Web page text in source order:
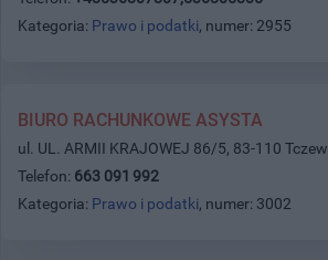
Kategoria: Prawo i podatki, numer: 2955
BIURO RACHUNKOWE ASYSTA
ul. UL. ARMII KRAJOWEJ 86/5, 83-110 Tczew
Telefon: 663 091 992
Kategoria: Prawo i podatki, numer: 3002